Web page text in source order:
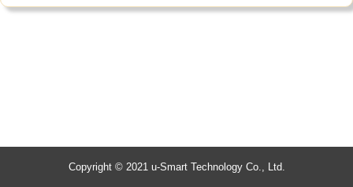
Copyright © 2021 u-Smart Technology Co., Ltd.